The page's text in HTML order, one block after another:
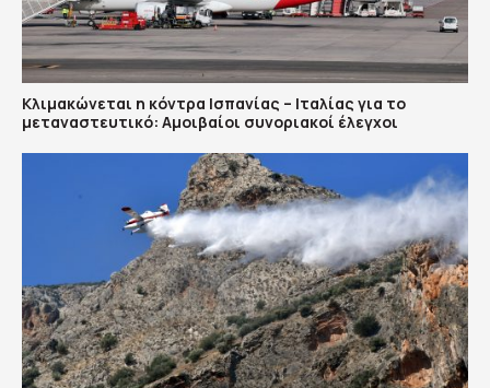
Κλιμακώνεται η κόντρα Ισπανίας – Ιταλίας για το
μεταναστευτικό: Αμοιβαίοι συνοριακοί έλεγχοι